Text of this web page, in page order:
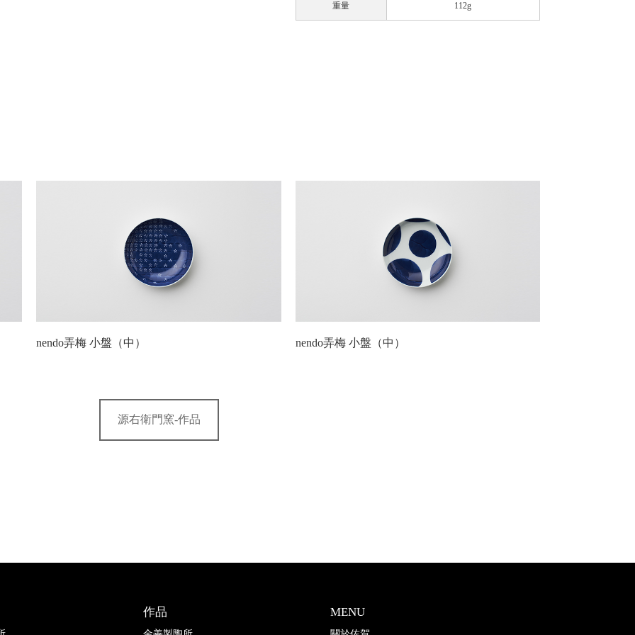
重量 112g
nendo弄梅 小盤（中） nendo弄梅 小盤（中）
源右衛門窯-作品
作品 MENU